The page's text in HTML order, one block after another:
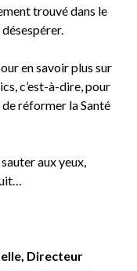
trouvé dans le
en savoir plus sur
c’est-à-dire, pour
réformer la Santé
aux yeux,
Directeur